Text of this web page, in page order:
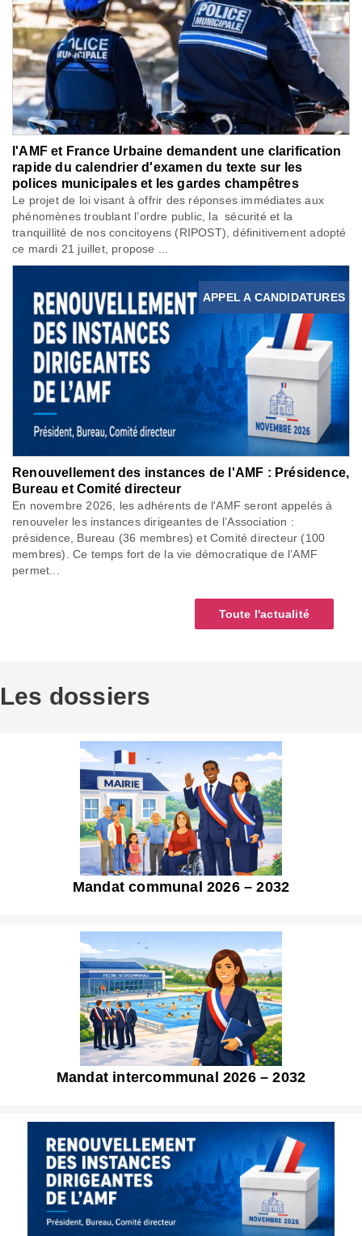
l'AMF et France Urbaine demandent une clarification
rapide du calendrier d'examen du texte sur les
polices municipales et les gardes champêtres
Le projet de loi visant à offrir des réponses immédiates aux
phénomènes troublant l’ordre public, la sécurité et la
tranquillité de nos concitoyens (RIPOST), définitivement adopté
ce mardi 21 juillet, propose ...
APPEL A CANDIDATURES
Renouvellement des instances de l'AMF : Présidence,
Bureau et Comité directeur
En novembre 2026, les adhérents de l'AMF seront appelés à
renouveler les instances dirigeantes de l’Association :
présidence, Bureau (36 membres) et Comité directeur (100
membres). Ce temps fort de la vie démocratique de l’AMF
permet...
Toute l'actualité
Les dossiers
Mandat communal 2026 – 2032
Mandat intercommunal 2026 – 2032